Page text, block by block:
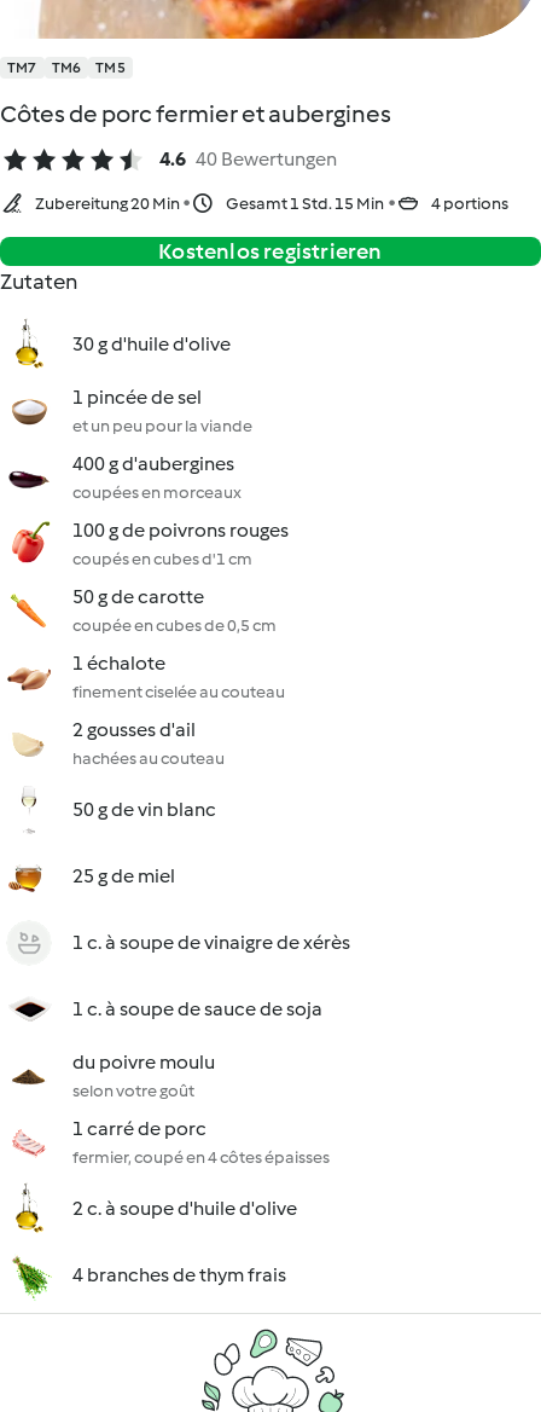
TM7 TM6 TM5
Côtes de porc fermier et aubergines
4.6 40 Bewertungen
Zubereitung 20 Min Gesamt 1 Std. 15 Min 4 portions
Kostenlos registrieren
Zutaten
30 g d'huile d'olive
1 pincée de sel
et un peu pour la viande
400 g d'aubergines
coupées en morceaux
100 g de poivrons rouges
coupés en cubes d'1 cm
50 g de carotte
coupée en cubes de 0,5 cm
1 échalote
finement ciselée au couteau
2 gousses d'ail
hachées au couteau
50 g de vin blanc
25 g de miel
1 c. à soupe de vinaigre de xérès
1 c. à soupe de sauce de soja
du poivre moulu
selon votre goût
1 carré de porc
fermier, coupé en 4 côtes épaisses
2 c. à soupe d'huile d'olive
4 branches de thym frais